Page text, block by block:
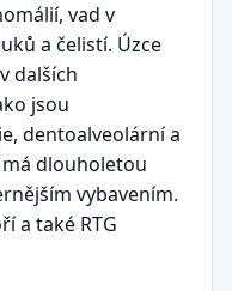
vad v
a čelistí. Úzce
dalších
jsou
dentoalveolární a
dlouholetou
vybavením.
a také RTG